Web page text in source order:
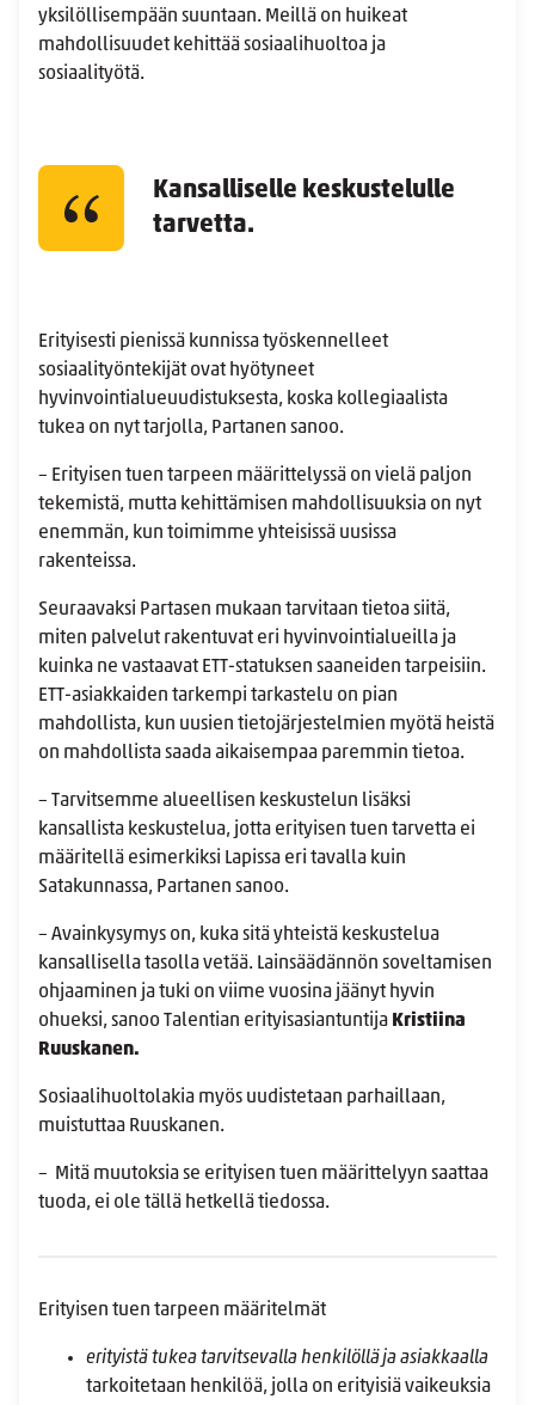
yksilöllisempään suuntaan. Meillä on huikeat
mahdollisuudet kehittää sosiaalihuoltoa ja
sosiaalityötä.
Kansalliselle keskustelulle
tarvetta.
Erityisesti pienissä kunnissa työskennelleet
sosiaalityöntekijät ovat hyötyneet
hyvinvointialueuudistuksesta, koska kollegiaalista
tukea on nyt tarjolla, Partanen sanoo.
– Erityisen tuen tarpeen määrittelyssä on vielä paljon
tekemistä, mutta kehittämisen mahdollisuuksia on nyt
enemmän, kun toimimme yhteisissä uusissa
rakenteissa.
Seuraavaksi Partasen mukaan tarvitaan tietoa siitä,
miten palvelut rakentuvat eri hyvinvointialueilla ja
kuinka ne vastaavat ETT-statuksen saaneiden tarpeisiin.
ETT-asiakkaiden tarkempi tarkastelu on pian
mahdollista, kun uusien tietojärjestelmien myötä heistä
on mahdollista saada aikaisempaa paremmin tietoa.
– Tarvitsemme alueellisen keskustelun lisäksi
kansallista keskustelua, jotta erityisen tuen tarvetta ei
määritellä esimerkiksi Lapissa eri tavalla kuin
Satakunnassa, Partanen sanoo.
– Avainkysymys on, kuka sitä yhteistä keskustelua
kansallisella tasolla vetää. Lainsäädännön soveltamisen
ohjaaminen ja tuki on viime vuosina jäänyt hyvin
ohueksi, sanoo Talentian erityisasiantuntija Kristiina
Ruuskanen.
Sosiaalihuoltolakia myös uudistetaan parhaillaan,
muistuttaa Ruuskanen.
– Mitä muutoksia se erityisen tuen määrittelyyn saattaa
tuoda, ei ole tällä hetkellä tiedossa.
Erityisen tuen tarpeen määritelmät
erityistä tukea tarvitsevalla henkilölläja asiakkaalla
tarkoitetaan henkilöä, jolla on erityisiä vaikeuksia